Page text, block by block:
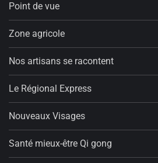
Point de vue
Zone agricole
Nos artisans se racontent
Le Régional Express
Nouveaux Visages
Santé mieux-être Qi gong